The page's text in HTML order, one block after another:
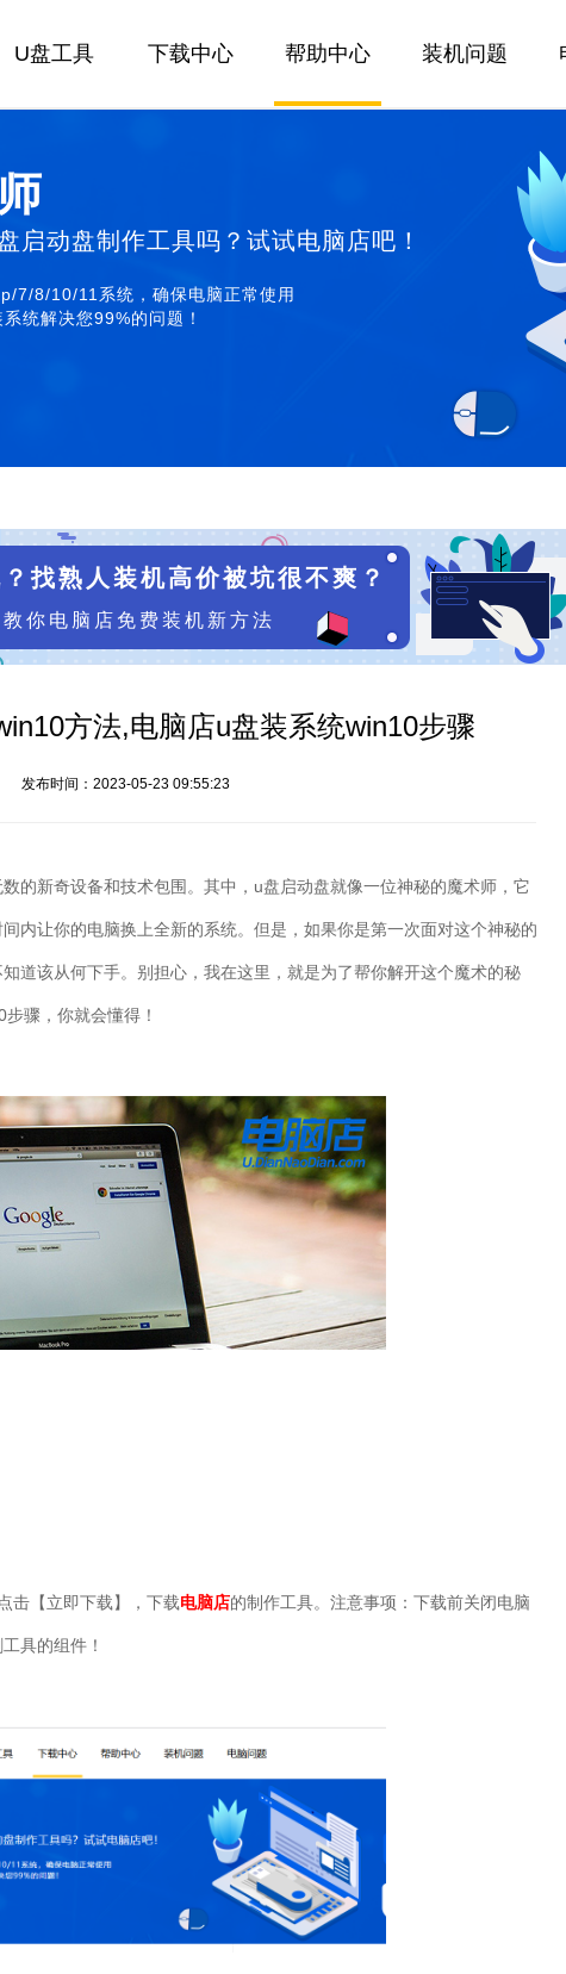
U盘工具 下载中心 帮助中心 装机问题
启动盘制作工具吗？试试电脑店吧！
7/8/10/11系统，确保电脑正常使用
统解决您99%的问题！
找熟人装机高价被坑很不爽？
教你电脑店免费装机新方法
方法,电脑店u盘装系统win10步骤
发布时间：2023-05-23 09:55:23
的新奇设备和技术包围。其中， u盘启动盘就像一位神秘的魔术师，它
内让你的电脑换上全新的系统。但是，如果你是第一次面对这个神秘的
道该从何下手。别担心，我在这里，就是为了帮你解开这个魔术的秘
步骤，你就会懂得！
击【立即下载】，下载电脑店的制作工具。注意事项：下载前关闭电脑
具的组件！